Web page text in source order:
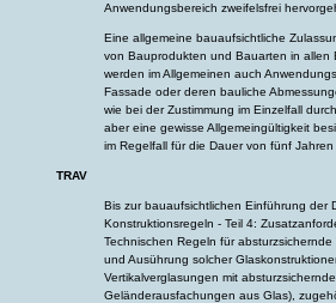
Anwendungsbereich zweifelsfrei
Eine allgemeine bauaufsichtliche
von Bauprodukten und Bauarten in
werden im Allgemeinen auch
Fassade oder deren bauliche
wie bei der Zustimmung im Einzelfall
aber eine gewisse Allgemeingültigkeit
im Regelfall für die Dauer von fünf Jahren
TRAV
Bis zur bauaufsichtlichen Einführung der
Konstruktionsregeln - Teil 4:
Technischen Regeln für
und Ausührung solcher
Vertikalverglasungen mit
Geländerausfachungen aus Glas),